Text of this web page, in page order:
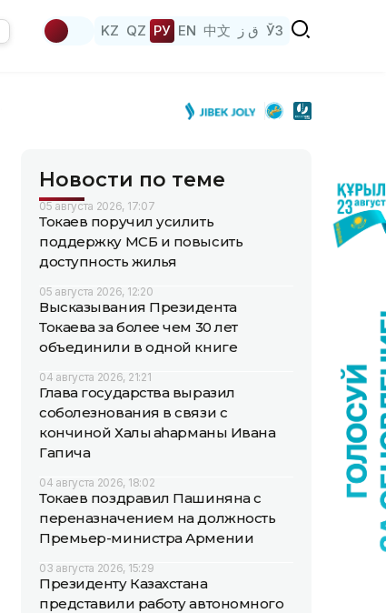
KZ QZ РУ EN 中文 ق ز ЎЗ
Новости по теме
05 августа 2026, 17:07
Токаев поручил усилить
поддержку МСБ и повысить
доступность жилья
05 августа 2026, 12:20
Высказывания Президента
Токаева за более чем 30 лет
объединили в одной книге
04 августа 2026, 21:21
Глава государства выразил
соболезнования в связи с
кончиной Халық қаһарманы Ивана
Гапича
04 августа 2026, 18:02
Токаев поздравил Пашиняна с
переназначением на должность
Премьер-министра Армении
03 августа 2026, 15:29
Президенту Казахстана
представили работу автономного